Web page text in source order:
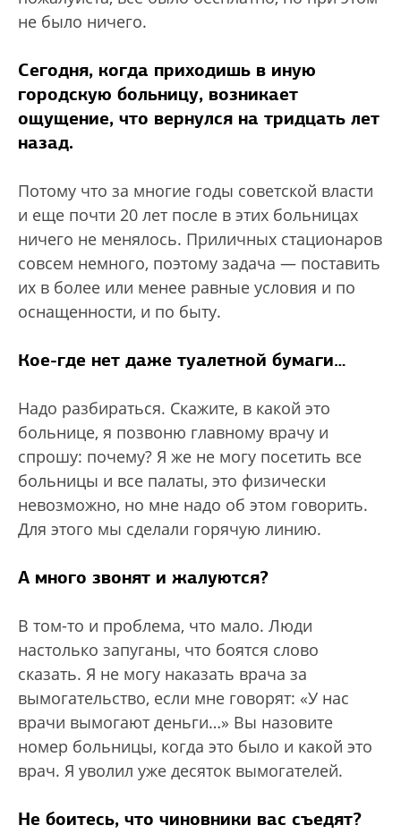
не было ничего.
Сегодня, когда приходишь в иную
городскую больницу, возникает
ощущение, что вернулся на тридцать лет
назад.
Потому что за многие годы советской власти
и еще почти 20 лет после в этих больницах
ничего не менялось. Приличных стационаров
совсем немного, поэтому задача — поставить
их в более или менее равные условия и по
оснащенности, и по быту.
Кое-где нет даже туалетной бумаги…
Надо разбираться. Скажите, в какой это
больнице, я позвоню главному врачу и
спрошу: почему? Я же не могу посетить все
больницы и все палаты, это физически
невозможно, но мне надо об этом говорить.
Для этого мы сделали горячую линию.
А много звонят и жалуются?
В том-то и проблема, что мало. Люди
настолько запуганы, что боятся слово
сказать. Я не могу наказать врача за
вымогательство, если мне говорят: «У нас
врачи вымогают деньги…» Вы назовите
номер больницы, когда это было и какой это
врач. Я уволил уже десяток вымогателей.
Не боитесь, что чиновники вас съедят?